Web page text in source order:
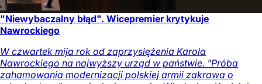
"Niewybaczalny błąd". Wicepremier krytykuje
Nawrockiego
W czwartek mija rok od zaprzysiężenia Karola
Nawrockiego na najwyższy urząd w państwie. "Próba
zahamowania modernizacji polskiej armii zakrawa o